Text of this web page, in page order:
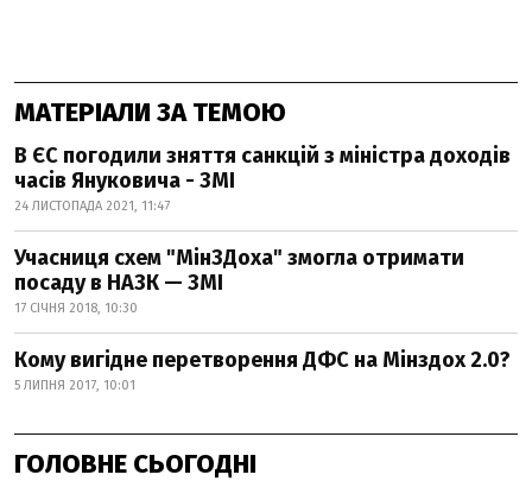
МАТЕРІАЛИ ЗА ТЕМОЮ
В ЄС погодили зняття санкцій з міністра доходів
часів Януковича - ЗМІ
24 ЛИСТОПАДА 2021, 11:47
Учасниця схем "МінЗДоха" змогла отримати
посаду в НАЗК — ЗМІ
17 СІЧНЯ 2018, 10:30
Кому вигідне перетворення ДФС на Мінздох 2.0?
5 ЛИПНЯ 2017, 10:01
ГОЛОВНЕ СЬОГОДНІ